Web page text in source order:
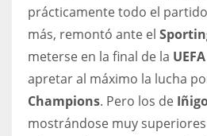
26
prácticamente todo el
más, remontó ante el
meterse en la final de la
apretar al máximo la lucha
Champions. Pero los de
mostrándose muy